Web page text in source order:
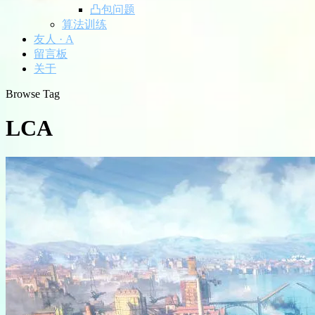
凸包问题
算法训练
友人 · A
留言板
关于
Browse Tag
LCA